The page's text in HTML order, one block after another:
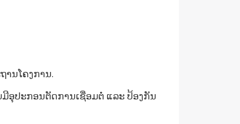
ນໂຄງການ.
ອຸປະກອນຕັດການເຊື່ອມຕໍ່ ແລະ ປ້ອງກັນ